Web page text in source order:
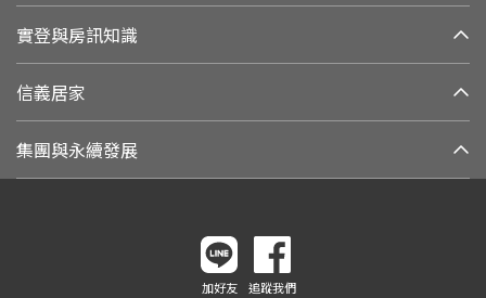
實登與房訊知識
信義居家
集團與永續發展
加好友 追蹤我們